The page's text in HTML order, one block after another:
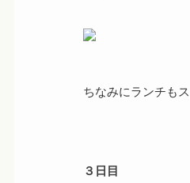
ちなみにランチも
３日目